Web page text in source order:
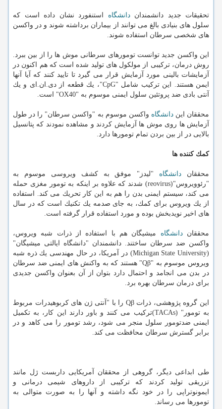
تحقیقات جدید دانشمنداندانشگاه استنفورد نشان داده است كه
سلول های بنیادی بالغ می توانند از بیماران برداشته شوند و در واكسن
های شخصی سرطان استفاده شوند.
این واكسن جدید توانست تومورهای سرطانی موش ها را از بین ببرد.
روش درمان، تركیبی از مولكول های تولید شده است كه هم اكنون در
آزمایشات بالینی مورد آزمایش قرار می گیرد تا تایید كنند كه آیا آنها
ایمن هستند. این تركیب شامل "CpG"، یك قطعه از دی.ان.ای و یك
آنتی بادی ضد پروتئین سلول ایمنی موسوم به "OX40" است.
محققان ایندانشگاه واكسن موسوم به "واكسن سرطان" را در طول
آزمایش ها روی موش ها آزمایش كردند و مشاهده نمودند كه پتانسیل
بالایی در از بین بردن تمام تومورها دارد.
كمك كننده ها
محققان دانشگاه "لیدز" موفق به كشف ویروسی موسوم به
"رئوویروس"(reovirus) شدند كه علاوه بر اینكه به تومور مغزی حمله
می كند، سیستم ایمنی بدن را هم به این كار تحریك می كند. استفاده
از یك ویروس برای كمك، به جای صدمه یك تكنیك است كه در سال
های اخیر نویدبخش بوده و مورد استفاده قرار گرفته است.
محققاندانشگاه میشیگان هم با استفاده از ذرات شبه ویروس،
واكسن ضد سرطان ساختند. دانشمندان "دانشگاه ایالتی میشیگان"
(Michigan State University) در آمریكا، در حال مهندسی یك ذره شبه
ویروس موسوم به "Qβ" هستند كه به واكنش های ایمنی ضد سرطان
در بدن می انجامد و احتمال دارد بتوان از آن بعنوان واكسن جدیدی
برای درمان سرطان بهره برد.
این گروه پژوهشی، ذرات Qβ را با "آنتی ژن های كربوهیدرات مربوط
به تومور" (TACAs)تركیب می كنند و باور دارند این كار، به تكمیل
ایمنی ضدتومور سلول منجر می شود، رشد تومور را می كاهد و در
برابر گسترش سرطان محافظت می كند.
طی ابداعی دیگر، گروهی از محققان آمریكایی داربست ژل مانند
تزریقی تولید كردند كه تركیبی از داروهای شیمی درمانی و
ایمونوتراپی را در خود نگه داشته و آنها را به صورت متوالی به
تومورها می رساند.